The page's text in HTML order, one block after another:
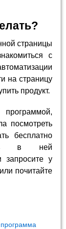
страницы
с
на страницу
продукт.
посмотреть
бесплатно
в ней
запросите у
почитайте